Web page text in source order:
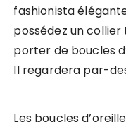
fashionista
possédez un
porter de boucles
Il regardera par-
Les boucles